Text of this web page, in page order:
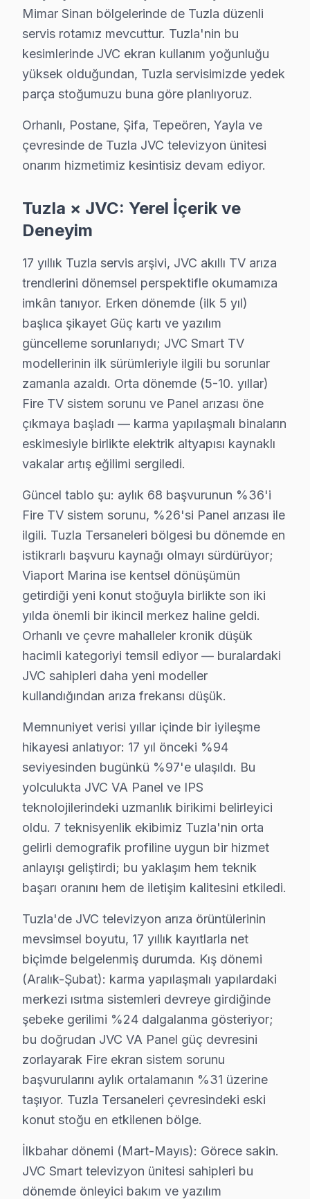
· Tuzla Samsung
· Tuzla LG
· Tuzla Panasonic
· Tuzla Toshiba
Tuzla'de JVC TV Tamiri — Bilmeniz
JVC Tamir Uzmanlığı
✓ 15+ Yıl Deneyim
✓ Orijinal Yedek Parça
✓ Ücretsiz Arıza Tespiti
Tuzla'den JVC Müşteri Hikayeleri
Tuzla’da oturan Ali Bey, birkaç gün önce JVC
JVC televizyonları Tuzla’da genellikle 32, 43 ve 50
JVC Tamir Sürecinde Şeffaflık
Tuzla bölgesinden JVC televizyonlarında en sık
1. Ekranın Açılmaması
Fiziksel Belirtiler: Televizyon açıldığında sadece
Neden: Bu sorun genellikle güç kaynağındaki
2025 Türkiye Fiyatı: Tamir maliyeti genellikle 800 ₺
En Çok Etkilenilen Modeller:JVC LT-50C750 ve LT-
2. Yazılım Sorunları
Fiziksel Belirtiler:Güncelleme sonrası televizyon
Neden:Bazı JVC modelleri, yazılım
2025 Türkiye Fiyatı:
En Çok Etkilenilen Modeller:JVC LT-55C850 serisi.
3. Backlight Problemleri
Fiziksel Belirtiler:
Ekranın belli bölgelerinde kararma
2025 Türkiye Fiyatı:Tamir maliyeti 700 ₺ ile 1000 ₺
En Çok Etkilenilen Modeller:
JVC LT-43C850 serisi.
4. Anakart Arızaları
Fiziksel Belirtiler:Televizyon açıldıktan sonra ses
Neden:
Anakart üzerindeki bileşenlerin kalitesi,
2025 Türkiye Fiyatı:Bu arıza tamiri 1200 ₺ ile 1600 ₺
En Çok Etkilenilen Modeller:JVC LT-55C670 serisi.
5. Güç Kartı Sorunları
Neden:Güç kaynağı devresindeki bileşenlerin
2025 Türkiye Fiyatı:
Tamir ücreti 900 ₺ ile 1300 ₺
Mimar Sinan bölgelerinde de Tuzla düzenli
servis rotamız mevcuttur. Tuzla'nin bu
kesimlerinde JVC ekran kullanım yoğunluğu
yüksek olduğundan, Tuzla servisimizde yedek
parça stoğumuzu buna göre planlıyoruz.
Orhanlı, Postane, Şifa, Tepeören, Yayla ve
çevresinde de Tuzla JVC televizyon ünitesi
onarım hizmetimiz kesintisiz devam ediyor.
Tuzla × JVC: Yerel İçerik ve
Deneyim
17 yıllık Tuzla servis arşivi, JVC akıllı TV arıza
trendlerini dönemsel perspektifle okumamıza
imkân tanıyor. Erken dönemde (ilk 5 yıl)
başlıca şikayet Güç kartı ve yazılım
güncelleme sorunlarıydı; JVC Smart TV
modellerinin ilk sürümleriyle ilgili bu sorunlar
zamanla azaldı. Orta dönemde (5-10. yıllar)
Fire TV sistem sorunu ve Panel arızası öne
çıkmaya başladı — karma yapılaşmalı binaların
eskimesiyle birlikte elektrik altyapısı kaynaklı
vakalar artış eğilimi sergiledi.
Güncel tablo şu: aylık 68 başvurunun %36'i
Fire TV sistem sorunu, %26'si Panel arızası ile
ilgili. Tuzla Tersaneleri bölgesi bu dönemde en
istikrarlı başvuru kaynağı olmayı sürdürüyor;
Viaport Marina ise kentsel dönüşümün
getirdiği yeni konut stoğuyla birlikte son iki
yılda önemli bir ikincil merkez haline geldi.
Orhanlı ve çevre mahalleler kronik düşük
hacimli kategoriyi temsil ediyor — buralardaki
JVC sahipleri daha yeni modeller
kullandığından arıza frekansı düşük.
Memnuniyet verisi yıllar içinde bir iyileşme
hikayesi anlatıyor: 17 yıl önceki %94
seviyesinden bugünkü %97'e ulaşıldı. Bu
yolculukta JVC VA Panel ve IPS
teknolojilerindeki uzmanlık birikimi belirleyici
oldu. 7 teknisyenlik ekibimiz Tuzla'nin orta
gelirli demografik profiline uygun bir hizmet
anlayışı geliştirdi; bu yaklaşım hem teknik
başarı oranını hem de iletişim kalitesini etkiledi.
Tuzla'de JVC televizyon arıza örüntülerinin
mevsimsel boyutu, 17 yıllık kayıtlarla net
biçimde belgelenmiş durumda. Kış dönemi
(Aralık-Şubat): karma yapılaşmalı yapılardaki
merkezi ısıtma sistemleri devreye girdiğinde
şebeke gerilimi %24 dalgalanma gösteriyor;
bu doğrudan JVC VA Panel güç devresini
zorlayarak Fire ekran sistem sorunu
başvurularını aylık ortalamanın %31 üzerine
taşıyor. Tuzla Tersaneleri çevresindeki eski
konut stoğu en etkilenen bölge.
İlkbahar dönemi (Mart-Mayıs): Görece sakin.
JVC Smart televizyon ünitesi sahipleri bu
dönemde önleyici bakım ve yazılım